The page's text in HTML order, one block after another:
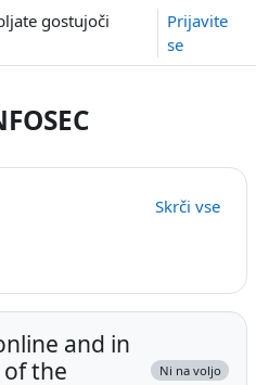
gostujoči
Prijavite
se
Skrči vse
and in
of the
Ni na voljo